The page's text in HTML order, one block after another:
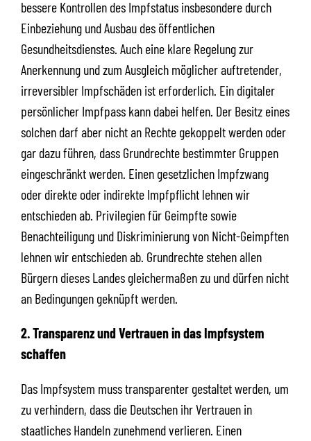
bessere Kontrollen des Impfstatus insbesondere durch
Einbeziehung und Ausbau des öffentlichen
Gesundheitsdienstes. Auch eine klare Regelung zur
Anerkennung und zum Ausgleich möglicher auftretender,
irreversibler Impfschäden ist erforderlich. Ein digitaler
persönlicher Impfpass kann dabei helfen. Der Besitz eines
solchen darf aber nicht an Rechte gekoppelt werden oder
gar dazu führen, dass Grundrechte bestimmter Gruppen
eingeschränkt werden. Einen gesetzlichen Impfzwang
oder direkte oder indirekte Impfpflicht lehnen wir
entschieden ab. Privilegien für Geimpfte sowie
Benachteiligung und Diskriminierung von Nicht-Geimpften
lehnen wir entschieden ab. Grundrechte stehen allen
Bürgern dieses Landes gleichermaßen zu und dürfen nicht
an Bedingungen geknüpft werden.
2. Transparenz und Vertrauen in das Impfsystem
schaffen
Das Impfsystem muss transparenter gestaltet werden, um
zu verhindern, dass die Deutschen ihr Vertrauen in
staatliches Handeln zunehmend verlieren. Einen